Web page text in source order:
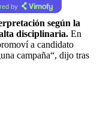
by
según la
disciplinaria. En
a candidato
campaña“, dijo tras